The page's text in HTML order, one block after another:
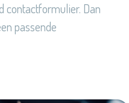
contactformulier. Dan
passende